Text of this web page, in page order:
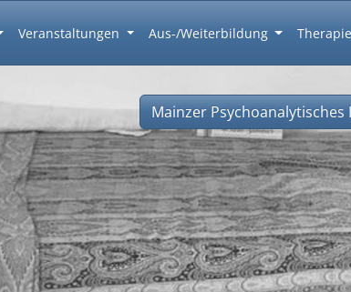
Veranstaltungen Aus-/Weiterbildung Therapie
Mainzer